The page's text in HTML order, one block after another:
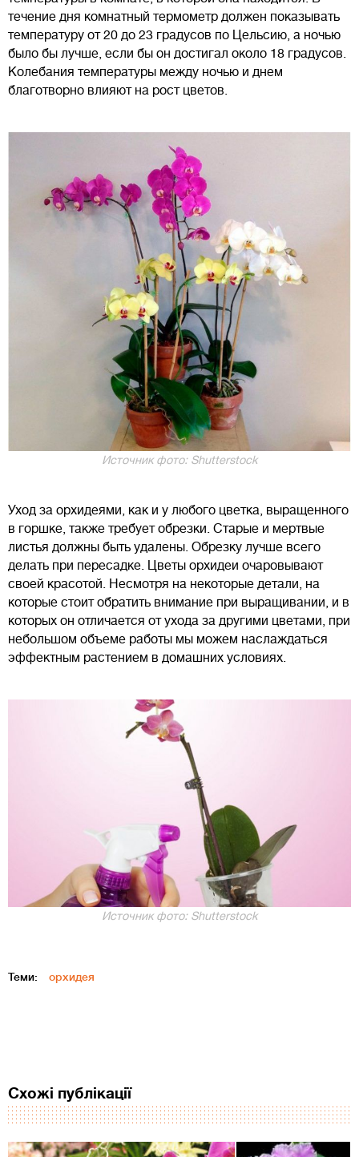
течение дня комнатный термометр должен показывать
температуру от 20 до 23 градусов по Цельсию, а ночью
было бы лучше, если бы он достигал около 18 градусов.
Колебания температуры между ночью и днем ​​
благотворно влияют на рост цветов.
Источник фото: Shutterstock
Уход за орхидеями, как и у любого цветка, выращенного
в горшке, также требует обрезки. Старые и мертвые
листья должны быть удалены. Обрезку лучше всего
делать при пересадке. Цветы орхидеи очаровывают
своей красотой. Несмотря на некоторые детали, на
которые стоит обратить внимание при выращивании, и в
которых он отличается от ухода за другими цветами, при
небольшом объеме работы мы можем наслаждаться
эффектным растением в домашних условиях.
Источник фото: Shutterstock
Теми: орхидея
Схожі публікації